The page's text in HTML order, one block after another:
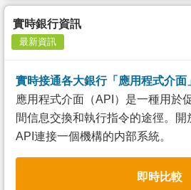
實時銀行資訊
最新資訊
實時接通各大銀行「應用程式介面
應用程式介面（API）是一種用於
間信息交換和執行指令的途徑。開
API連接一個機構的内部系統。
即時比較